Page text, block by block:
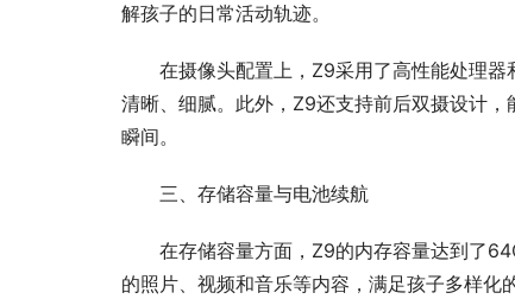
解孩子的日常活动轨迹。
在摄像头配置上，Z9采用了高性能处理
清晰、细腻。此外，Z9还支持前后双摄设计
瞬间。
三、存储容量与电池续航
在存储容量方面，Z9的内存容量达到了
的照片、视频和音乐等内容，满足孩子多样